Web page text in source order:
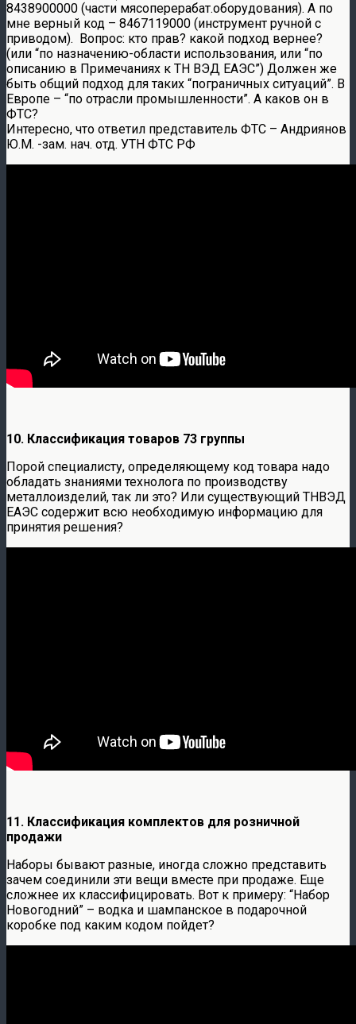
8438900000 (части мясоперерабат.оборудования). А по
мне верный код – 8467119000 (инструмент ручной с
приводом). Вопрос: кто прав? какой подход вернее?
(или “по назначению-области использования, или “по
описанию в Примечаниях к ТН ВЭД ЕАЭС”) Должен же
быть общий подход для таких “пограничных ситуаций”. В
Европе – “по отрасли промышленности”. А каков он в
ФТС?
Интересно, что ответил представитель ФТС – Андриянов
Ю.М. -зам. нач. отд. УТН ФТС РФ
10. Классификация товаров 73 группы
Порой специалисту, определяющему код товара надо
обладать знаниями технолога по производству
металлоизделий, так ли это? Или существующий ТНВЭД
ЕАЭС содержит всю необходимую информацию для
принятия решения?
11. Классификация комплектов для розничной
продажи
Наборы бывают разные, иногда сложно представить
зачем соединили эти вещи вместе при продаже. Еще
сложнее их классифицировать. Вот к примеру: “Набор
Новогодний” – водка и шампанское в подарочной
коробке под каким кодом пойдет?